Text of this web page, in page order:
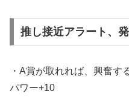
推し接近アラート、
・A賞が取れれば、興奮
パワー+10